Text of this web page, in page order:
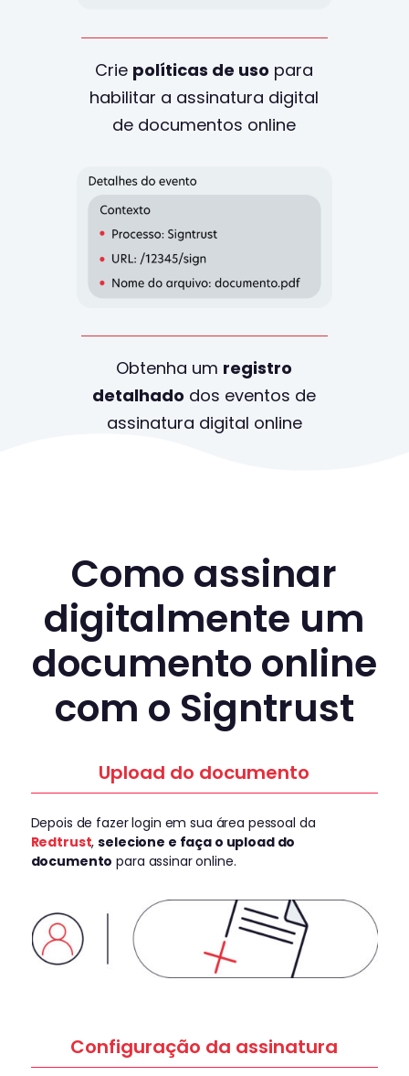
Crie políticas de uso para
habilitar a assinatura digital
de documentos online
Obtenha um registro
detalhado dos eventos de
assinatura digital online
Como assinar
digitalmente um
documento online
com o Signtrust
Upload do documento
Depois de fazer login em sua área pessoal da
Redtrust,selecione e faça o upload do
documento para assinar online.
Configuração da assinatura